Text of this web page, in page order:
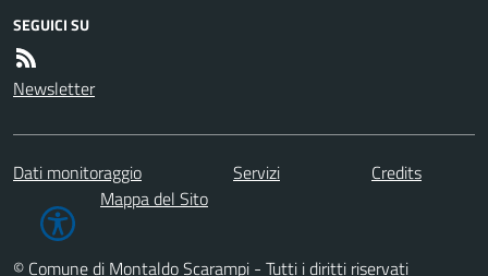
SEGUICI SU
Newsletter
Dati monitoraggio Servizi
Credits
Mappa del Sito
© Comune di Montaldo Scarampi - Tutti i diritti riservati